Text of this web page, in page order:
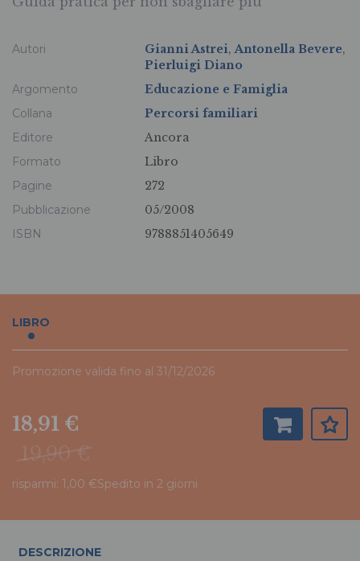
Autori Gianni Astrei,Antonella Bevere,
Pierluigi Diano
Argomento
Educazione e Famiglia
Collana
Percorsi familiari
Editore
Ancora
Formato
Libro
Pagine
272
Pubblicazione
05/2008
ISBN
9788851405649
LIBRO
Promozione valida fino al 31/12/2026
19,90 €
18,91 €
risparmi: 1,00 €Spedito in 2 giorni
DESCRIZIONE